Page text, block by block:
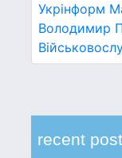
Укрінформ
Володимир
recent